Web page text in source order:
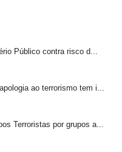
Público contra risco d...
ao terrorismo tem i...
Terroristas por grupos a...